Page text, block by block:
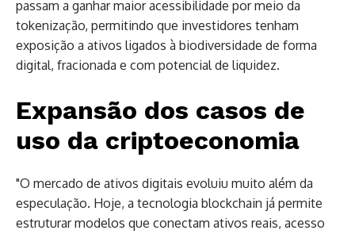
passam a ganhar maior acessibilidade por meio da
tokenização, permitindo que investidores tenham
exposição a ativos ligados à biodiversidade de forma
digital, fracionada e com potencial de liquidez.
Expansão dos casos de
uso da criptoeconomia
"O mercado de ativos digitais evoluiu muito além da
especulação. Hoje, a tecnologia blockchain já permite
estruturar modelos que conectam ativos reais, acesso